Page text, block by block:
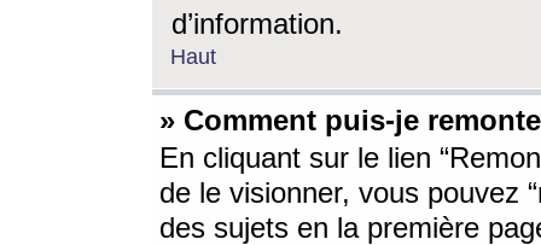
d’information.
Haut
» Comment puis-je
En cliquant sur le lien
de le visionner, vous pouvez
des sujets en la première